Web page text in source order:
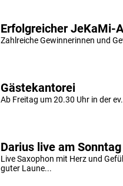
Erfolgreicher JeKaMi-
Zahlreiche Gewinnerinnen und
Gästekantorei
Ab Freitag um 20.30 Uhr in der
Darius live am
Live Saxophon mit Herz und
guter Laune...